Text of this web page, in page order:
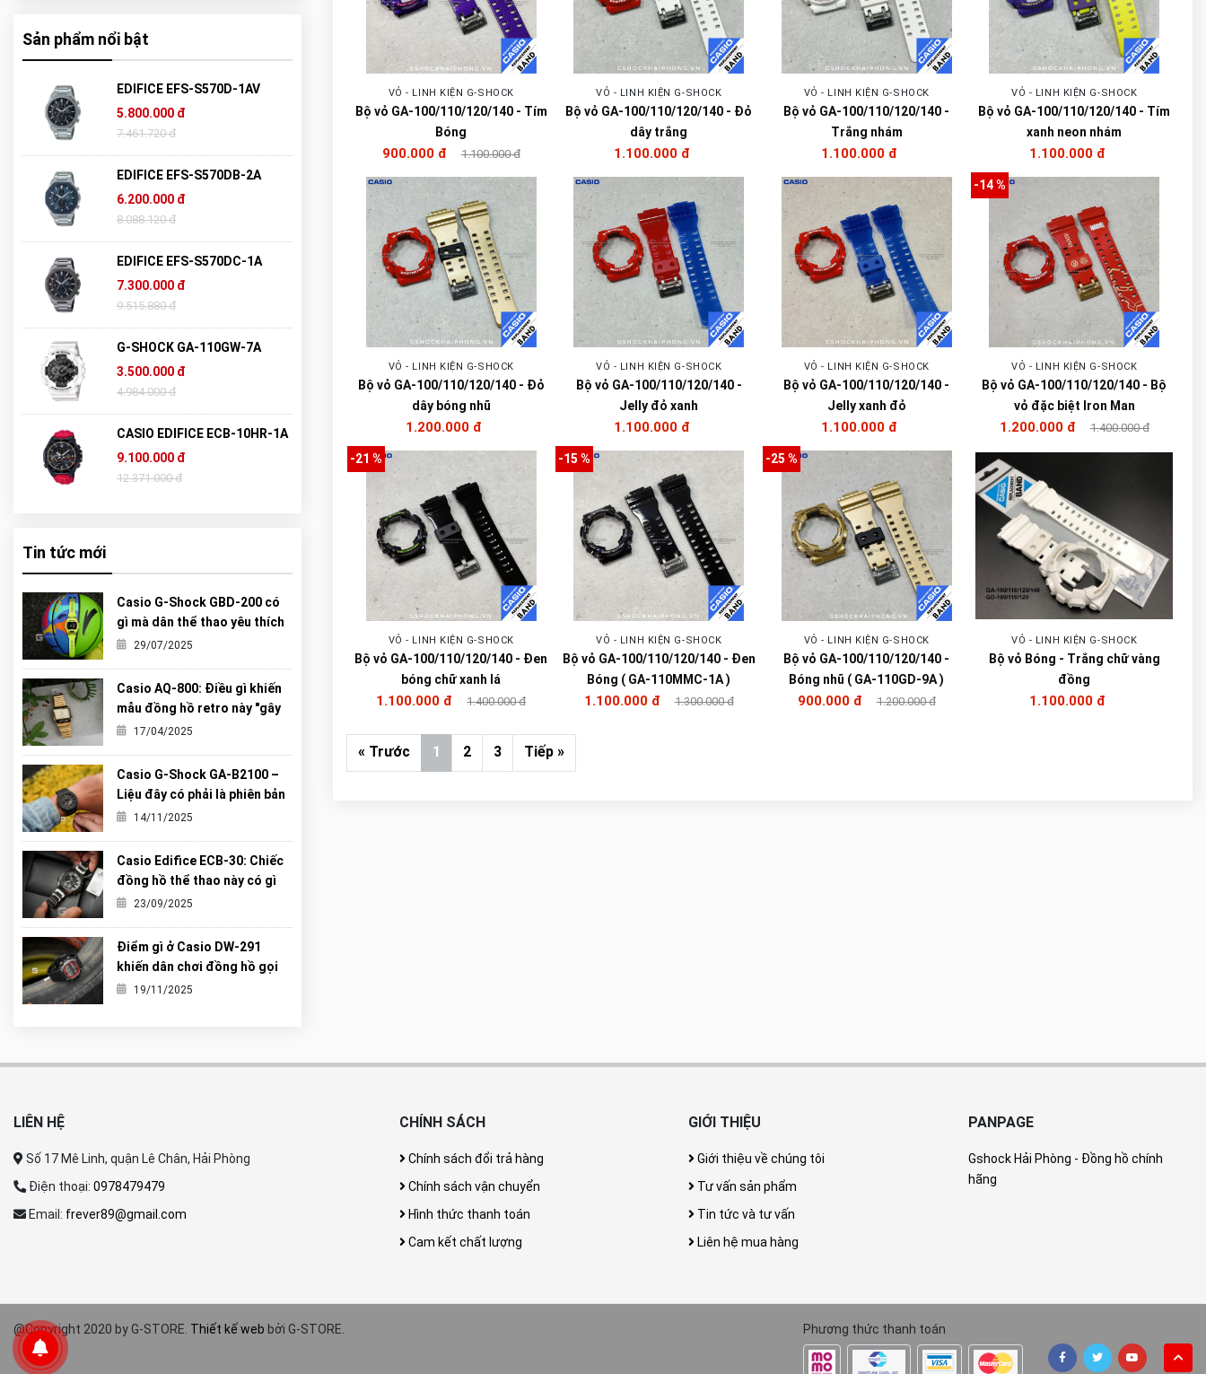
Sản phẩm nổi bật
EDIFICE EFS-S570D-1AV
5.800.000 đ
7.461.720 đ
EDIFICE EFS-S570DB-2A
6.200.000 đ
8.088.120 đ
EDIFICE EFS-S570DC-1A
7.300.000 đ
9.515.880 đ
G-SHOCK GA-110GW-7A
3.500.000 đ
4.984.000 đ
CASIO EDIFICE ECB-10HR-1A
9.100.000 đ
12.371.000 đ
Tin tức mới
Casio G-Shock GBD-200 có
gì mà dân thể thao yêu thích
đến vậy?
29/07/2025
Casio AQ-800: Điều gì khiến
mẫu đồng hồ retro này "gây
sốt" đến vậy?
17/04/2025
Casio G-Shock GA-B2100 –
Liệu đây có phải là phiên bản
“Carbon Core” hoàn hảo nhất
14/11/2025
Casio Edifice ECB-30: Chiếc
đồng hồ thể thao này có gì
khiến giới trẻ mê mẩn?
23/09/2025
Điểm gì ở Casio DW-291
khiến dân chơi đồng hồ gọi
nó là tiểu G-Shock?
19/11/2025
VỎ - LINH KIỆN G-SHOCK
Bộ vỏ GA-100/110/120/140 - Tím
Bóng
900.000 đ 1.100.000 đ
VỎ - LINH KIỆN G-SHOCK
Bộ vỏ GA-100/110/120/140 - Đỏ
dây trắng
1.100.000 đ
VỎ - LINH KIỆN G-SHOCK
Bộ vỏ GA-100/110/120/140 -
Trắng nhám
1.100.000 đ
VỎ - LINH KIỆN G-SHOCK
Bộ vỏ GA-100/110/120/140 - Tím
xanh neon nhám
1.100.000 đ
VỎ - LINH KIỆN G-SHOCK
Bộ vỏ GA-100/110/120/140 - Đỏ
dây bóng nhũ
1.200.000 đ
VỎ - LINH KIỆN G-SHOCK
Bộ vỏ GA-100/110/120/140 -
Jelly đỏ xanh
1.100.000 đ
VỎ - LINH KIỆN G-SHOCK
Bộ vỏ GA-100/110/120/140 -
Jelly xanh đỏ
1.100.000 đ
-14 %
VỎ - LINH KIỆN G-SHOCK
Bộ vỏ GA-100/110/120/140 - Bộ
vỏ đặc biệt Iron Man
1.200.000 đ 1.400.000 đ
-21 %
VỎ - LINH KIỆN G-SHOCK
Bộ vỏ GA-100/110/120/140 - Đen
bóng chữ xanh lá
1.100.000 đ 1.400.000 đ
-15 %
VỎ - LINH KIỆN G-SHOCK
Bộ vỏ GA-100/110/120/140 - Đen
Bóng ( GA-110MMC-1A )
1.100.000 đ 1.300.000 đ
-25 %
VỎ - LINH KIỆN G-SHOCK
Bộ vỏ GA-100/110/120/140 -
Bóng nhũ ( GA-110GD-9A )
900.000 đ 1.200.000 đ
VỎ - LINH KIỆN G-SHOCK
Bộ vỏ Bóng - Trắng chữ vàng
đồng
1.100.000 đ
« Trước 1 2 3 Tiếp »
LIÊN HỆ
Số 17 Mê Linh, quận Lê Chân, Hải Phòng
Điện thoại: 0978479479
Email: frever89@gmail.com
CHÍNH SÁCH
Chính sách đổi trả hàng
Chính sách vận chuyển
Hình thức thanh toán
Cam kết chất lượng
GIỚI THIỆU
Giới thiệu về chúng tôi
Tư vấn sản phẩm
Tin tức và tư vấn
Liên hệ mua hàng
PANPAGE
Gshock Hải Phòng - Đồng hồ chính
hãng
@Copyright 2020 by G-STORE. Thiết kế web bởi G-STORE. Phương thức thanh toán